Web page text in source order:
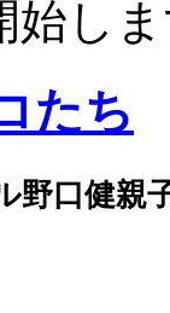
始し
たち
野口健親